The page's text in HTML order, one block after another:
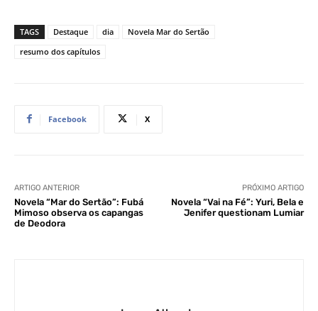
TAGS Destaque dia
Novela Mar do Sertão
resumo dos capítulos
Facebook X
ARTIGO ANTERIOR
Novela “Mar do Sertão”: Fubá
Mimoso observa os capangas
de Deodora
PRÓXIMO ARTIGO
Novela “Vai na Fé”: Yuri, Bela e
Jenifer questionam Lumiar